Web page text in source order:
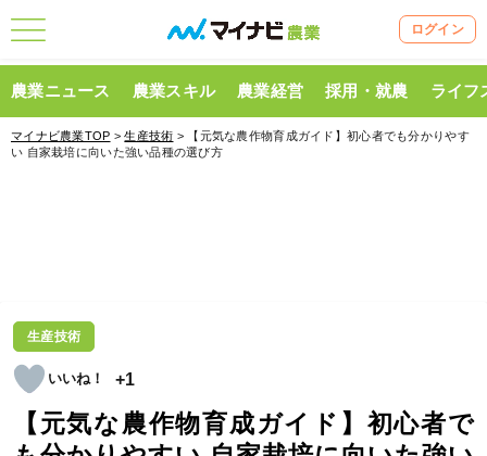
ログイン
農業ニュース 農業スキル 農業経営 採用・就農 ライフ
マイナビ農業TOP >生産技術 > 【元気な農作物育成ガイド】初心者でも分かりやす
い 自家栽培に向いた強い品種の選び方
生産技術
+1
【元気な農作物育成ガイド】初心者で